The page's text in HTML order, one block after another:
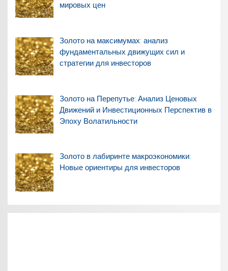
мировых цен
Золото на максимумах: анализ
фундаментальных движущих сил и
стратегии для инвесторов
Золото на Перепутье: Анализ Ценовых
Движений и Инвестиционных Перспектив в
Эпоху Волатильности
Золото в лабиринте макроэкономики:
Новые ориентиры для инвесторов